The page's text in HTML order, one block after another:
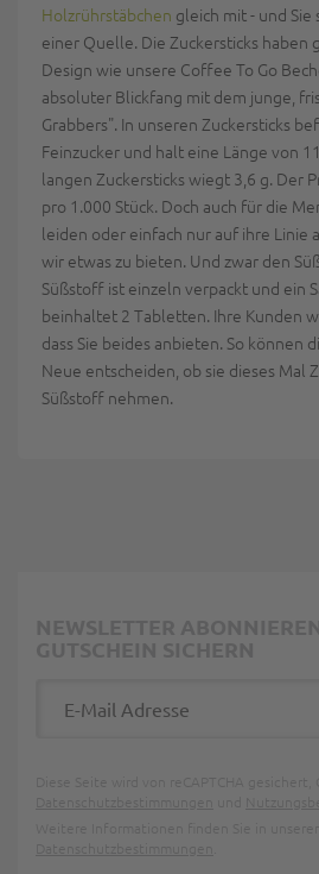
Holzrührstäbchen gleich mit - und
einer Quelle. Die Zuckersticks haben
Design wie unsere Coffee To Go
absoluter Blickfang mit dem junge,
Grabbers". In unseren Zuckersticks
Feinzucker und halt eine Länge von
langen Zuckersticks wiegt 3,6 g. Der
pro 1.000 Stück. Doch auch für die
leiden oder einfach nur auf ihre Linie
wir etwas zu bieten. Und zwar den
Süßstoff ist einzeln verpackt und ein
beinhaltet 2 Tabletten. Ihre Kunden
dass Sie beides anbieten. So können
Neue entscheiden, ob sie dieses Mal
Süßstoff nehmen.